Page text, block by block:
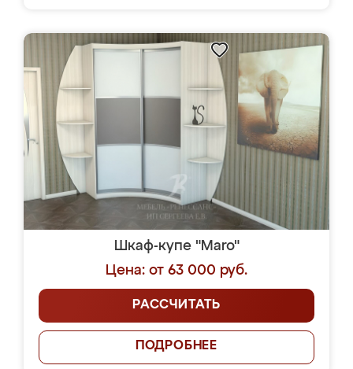
Шкаф-купе "Maro"
Цена: от 63 000 руб.
РАССЧИТАТЬ
ПОДРОБНЕЕ